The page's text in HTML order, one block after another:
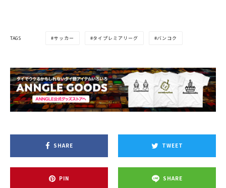
TAGS サッカー タイプレミアリーグ バンコク
SHARE TWEET
PIN SHARE